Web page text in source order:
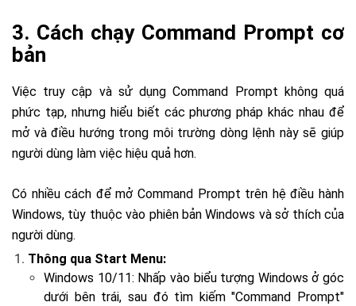
3. Cách chạy Command Prompt cơ
bản
Việc truy cập và sử dụng Command Prompt không quá
phức tạp, nhưng hiểu biết các phương pháp khác nhau để
mở và điều hướng trong môi trường dòng lệnh này sẽ giúp
người dùng làm việc hiệu quả hơn.
Có nhiều cách để mở Command Prompt trên hệ điều hành
Windows, tùy thuộc vào phiên bản Windows và sở thích của
người dùng.
Thông qua Start Menu:
Windows 10/11: Nhấp vào biểu tượng Windows ở góc
dưới bên trái, sau đó tìm kiếm "Command Prompt"